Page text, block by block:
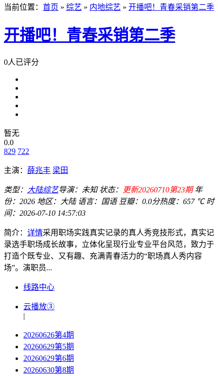
当前位置： 首页 » 综艺 » 内地综艺 » 开播吧！青春采销第二季
开播吧！青春采销第二季
0人已评分
暂无
0.0
829 722
主演： 薛兆丰 梁田
类型： 大陆综艺导演： 未知 状态： 更新20260710第23期 年
份： 2026 地区： 大陆 语言： 国语 豆瓣：0.0分热度：657 ℃ 时
间： 2026-07-10 14:57:03
简介： 详情采用职场实践真实记录的真人秀竞技形式，真实记
录选手职场成长故事，立体化呈现行业专业平台风范，致力于
打造个既专业、又有趣、充满青春活力的“职场真人秀内容
场”。演职员...
线路中心
云播放③
|
20260626第4期
20260629第5期
20260629第6期
20260630第8期